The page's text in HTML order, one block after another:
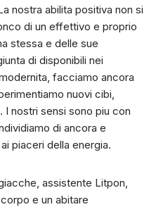
nostra abilita positiva non si
di un effettivo e proprio
stessa e delle sue
di disponibili nei
facciamo ancora
nuovi cibi,
I nostri sensi sono piu con
di ancora e
piaceri della energia.
assistente Litpon,
e un abitare